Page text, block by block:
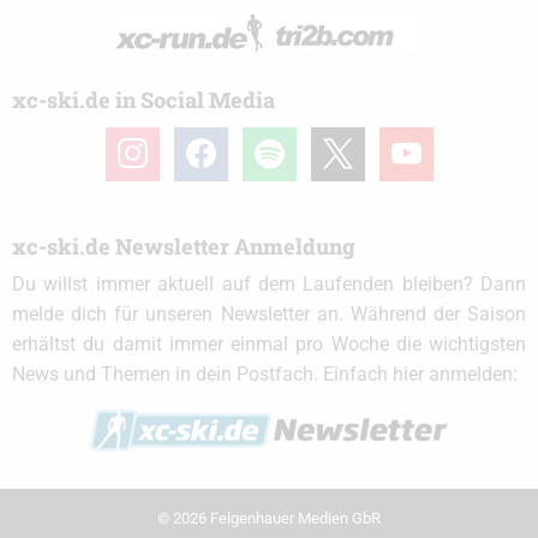
xc-ski.de in Social Media
instagramfacebook spotify youtube
xc-ski.de Newsletter Anmeldung
Du willst immer aktuell auf dem Laufenden bleiben? Dann
melde dich für unseren Newsletter an. Während der Saison
erhältst du damit immer einmal pro Woche die wichtigsten
News und Themen in dein Postfach. Einfach hier anmelden:
© 2026 Felgenhauer Medien GbR